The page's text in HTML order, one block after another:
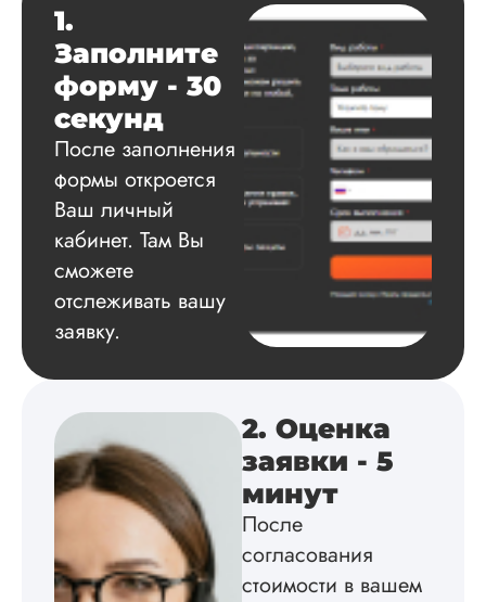
Вид работы:
Диссертация
Дата:2025-03-15
Автору огромное
спасибо за
сам подобрал
литературу,
оформил и провел
подробное
экспериментов,
которые сам же и
провел. Спасибо
содействие, буду и
дальше заказывать
работы здесь.
Вика
Вид работы:
1.
Заполните
форму - 30
секунд
После заполнения
формы откроется
Ваш личный
кабинет. Там Вы
сможете
отслеживать вашу
заявку.
2. Оценка
заявки - 5
минут
После
согласования
стоимости в вашем